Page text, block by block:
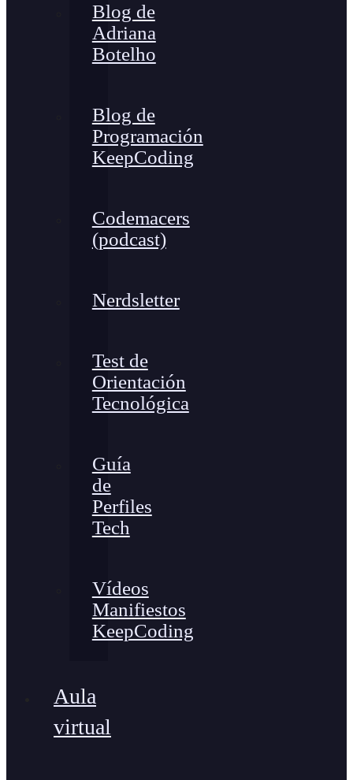
Blog de
Adriana
Botelho
Blog de
Programación
KeepCoding
Codemacers
(podcast)
Nerdsletter
Test de
Orientación
Tecnológica
Guía
de
Perfiles
Tech
Vídeos
Manifiestos
KeepCoding
Aula
virtual